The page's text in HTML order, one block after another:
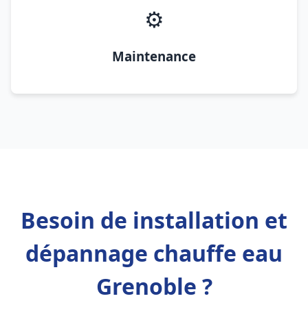
⚙️
Maintenance
Besoin de installation et
dépannage chauffe eau
Grenoble ?